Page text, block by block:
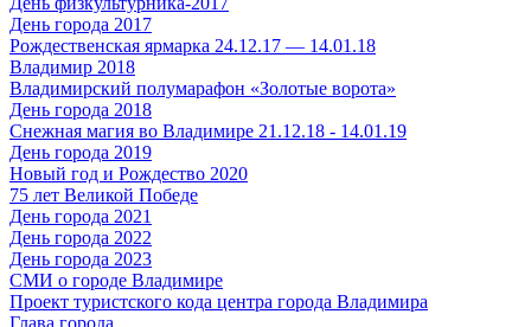
День города 2017
Рождественская ярмарка 24.12.17 — 14.01.18
Владимир 2018
Владимирский полумарафон «Золотые ворота»
День города 2018
Снежная магия во Владимире 21.12.18 - 14.01.19
День города 2019
Новый год и Рождество 2020
75 лет Великой Победе
День города 2021
День города 2022
День города 2023
СМИ о городе Владимире
Проект туристского кода центра города Владимира
Глава города